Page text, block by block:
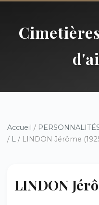
Accueil /
/ L / LINDON Jérôme
LINDON